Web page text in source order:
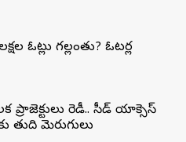
ఓట్లు గల్లంతు? ఓటర్ల
రెడీ.. సీడ్‌ యాక్సెస్‌
తుది మెరుగులు